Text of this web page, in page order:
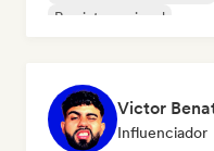
Rap internacional
Victor
Influenciador